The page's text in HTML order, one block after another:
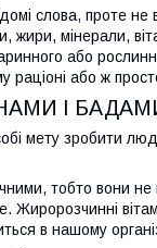
слова, проте
жири, мінерали,
або
раціоні або ж
І
мету зробити
тобто вони
Жиророзчинні
в нашому